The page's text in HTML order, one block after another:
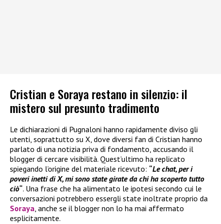
Cristian e Soraya restano in silenzio: il
mistero sul presunto tradimento
Le dichiarazioni di Pugnaloni hanno rapidamente diviso gli
utenti, soprattutto su X, dove diversi fan di Cristian hanno
parlato di una notizia priva di fondamento, accusando il
blogger di cercare visibilità. Quest’ultimo ha replicato
spiegando l’origine del materiale ricevuto: “Le chat, per i
poveri inetti di X, mi sono state girate da chi ha scoperto tutto
ciò“. Una frase che ha alimentato le ipotesi secondo cui le
conversazioni potrebbero essergli state inoltrate proprio da
Soraya, anche se il blogger non lo ha mai affermato
esplicitamente.